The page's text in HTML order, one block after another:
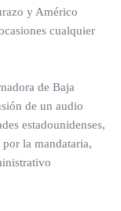
y Américo
cualquier
de Baja
de un audio
estadounidenses,
la mandataria,